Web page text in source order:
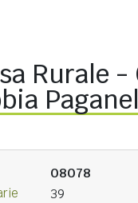
Rurale
08078
39